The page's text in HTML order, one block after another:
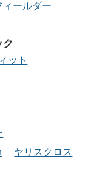
ィールダー
ク
ット
ヤリスクロス